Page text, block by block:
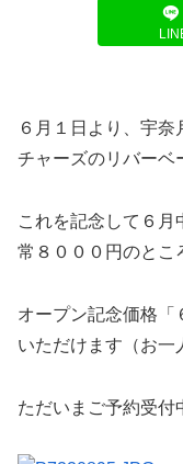
６月１日より、宇
チャーズのリバーベ
これを記念して６月
常８０００円のとこ
オープン記念価格「
いただけます（お一
ただいまご予約受付